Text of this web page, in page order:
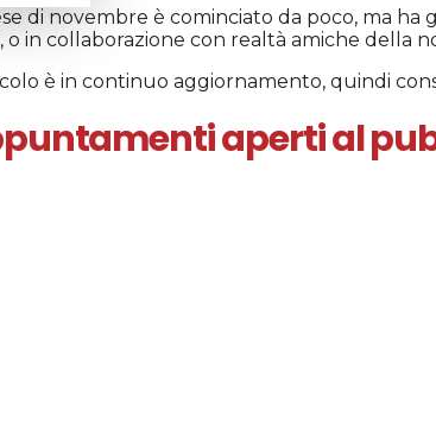
di novembre è cominciato da poco, ma ha
o in collaborazione con realtà amiche della
è in continuo aggiornamento, quindi
aperti al